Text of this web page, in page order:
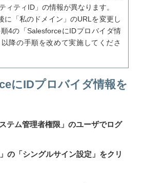
ィティID」の情報が異なります。
に「私のドメイン」のURLを変更し
4の「SalesforceにIDプロバイダ情
降の手順を改めて実施してくださ
にIDプロバイダ情報を
テム管理者権限」のユーザでログ
の「シングルサイン設定」をクリ